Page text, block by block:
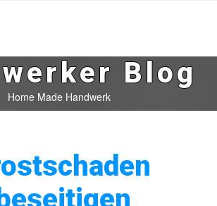
Blog
Home Made Handwerk
beseitigen